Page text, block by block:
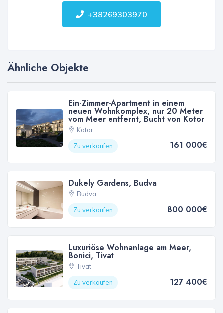
+38269303970
Ähnliche Objekte
Ein-Zimmer-Apartment in einem
neuen Wohnkomplex, nur 20 Meter
vom Meer entfernt, Bucht von Kotor
Kotor
Zu verkaufen
161 000€
Dukely Gardens, Budva
Budva
Zu verkaufen
800 000€
Luxuriöse Wohnanlage am Meer,
Bonici, Tivat
Tivat
Zu verkaufen
127 400€